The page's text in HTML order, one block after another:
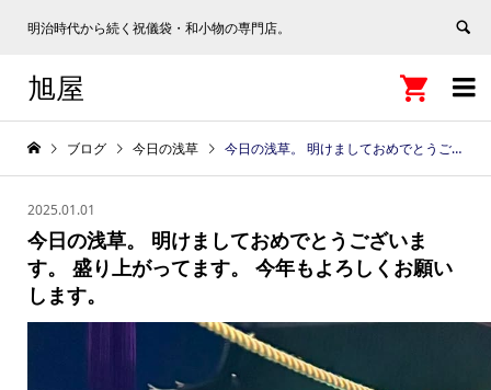
明治時代から続く祝儀袋・和小物の専門店。

旭屋 
ブログ 今日の浅草 今日の浅草。 明けましておめでとうございます。 盛り上がってます。 今年もよろしくお願いします。
2025.01.01
今日の浅草。 明けましておめでとうございま
す。 盛り上がってます。 今年もよろしくお願い
します。